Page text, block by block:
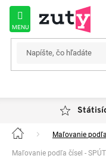
Prejsť
obsah
Domov Maľovanie
Maľovanie podľa čísel -